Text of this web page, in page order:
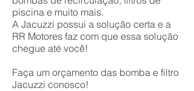
piscina e muito mais.
A Jacuzzi possui a solução certa e a
RR Motores faz com que essa solução
chegue até você!
Faça um orçamento das bomba e filtro
Jacuzzi conosco!